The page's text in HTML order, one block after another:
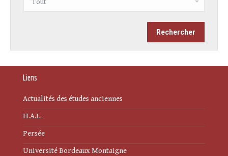
Liens
Actualités des études anciennes
H.A.L.
Persée
Université Bordeaux Montaigne